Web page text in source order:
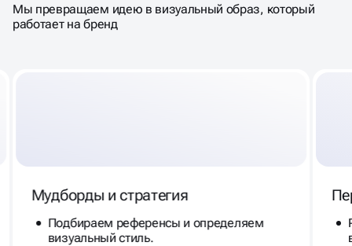
Мы превращаем идею в визуальный образ, который
работает на бренд
Мудборды и стратегия
Подбираем референсы и определяем
визуальный стиль.